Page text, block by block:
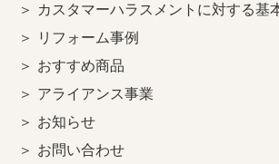
カスタマーハラスメントに対する基
リフォーム事例
おすすめ商品
アライアンス事業
お知らせ
お問い合わせ